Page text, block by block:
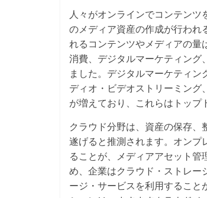
人々がオンラインでコンテン
のメディア資産の作成が行われ
れるコンテンツやメディアの量
消費、デジタルマーケティング
ました。デジタルマーケティ
ディオ・ビデオストリーミン
が増えており、これらはトップ
クラウド分野は、資産の保存
遂げると推測されます。オンプ
ることが、メディアアセット
め、企業はクラウド・ストレー
ージ・サービスを利用するこ